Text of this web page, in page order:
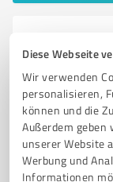
Diese Webseite
Wir verwenden
personalisieren,
können und die
Außerdem
unserer Website
Werbung und
Informationen
Umfassende
Ihr Haustier
TIERARZT
PHYSIOTHERAPIE